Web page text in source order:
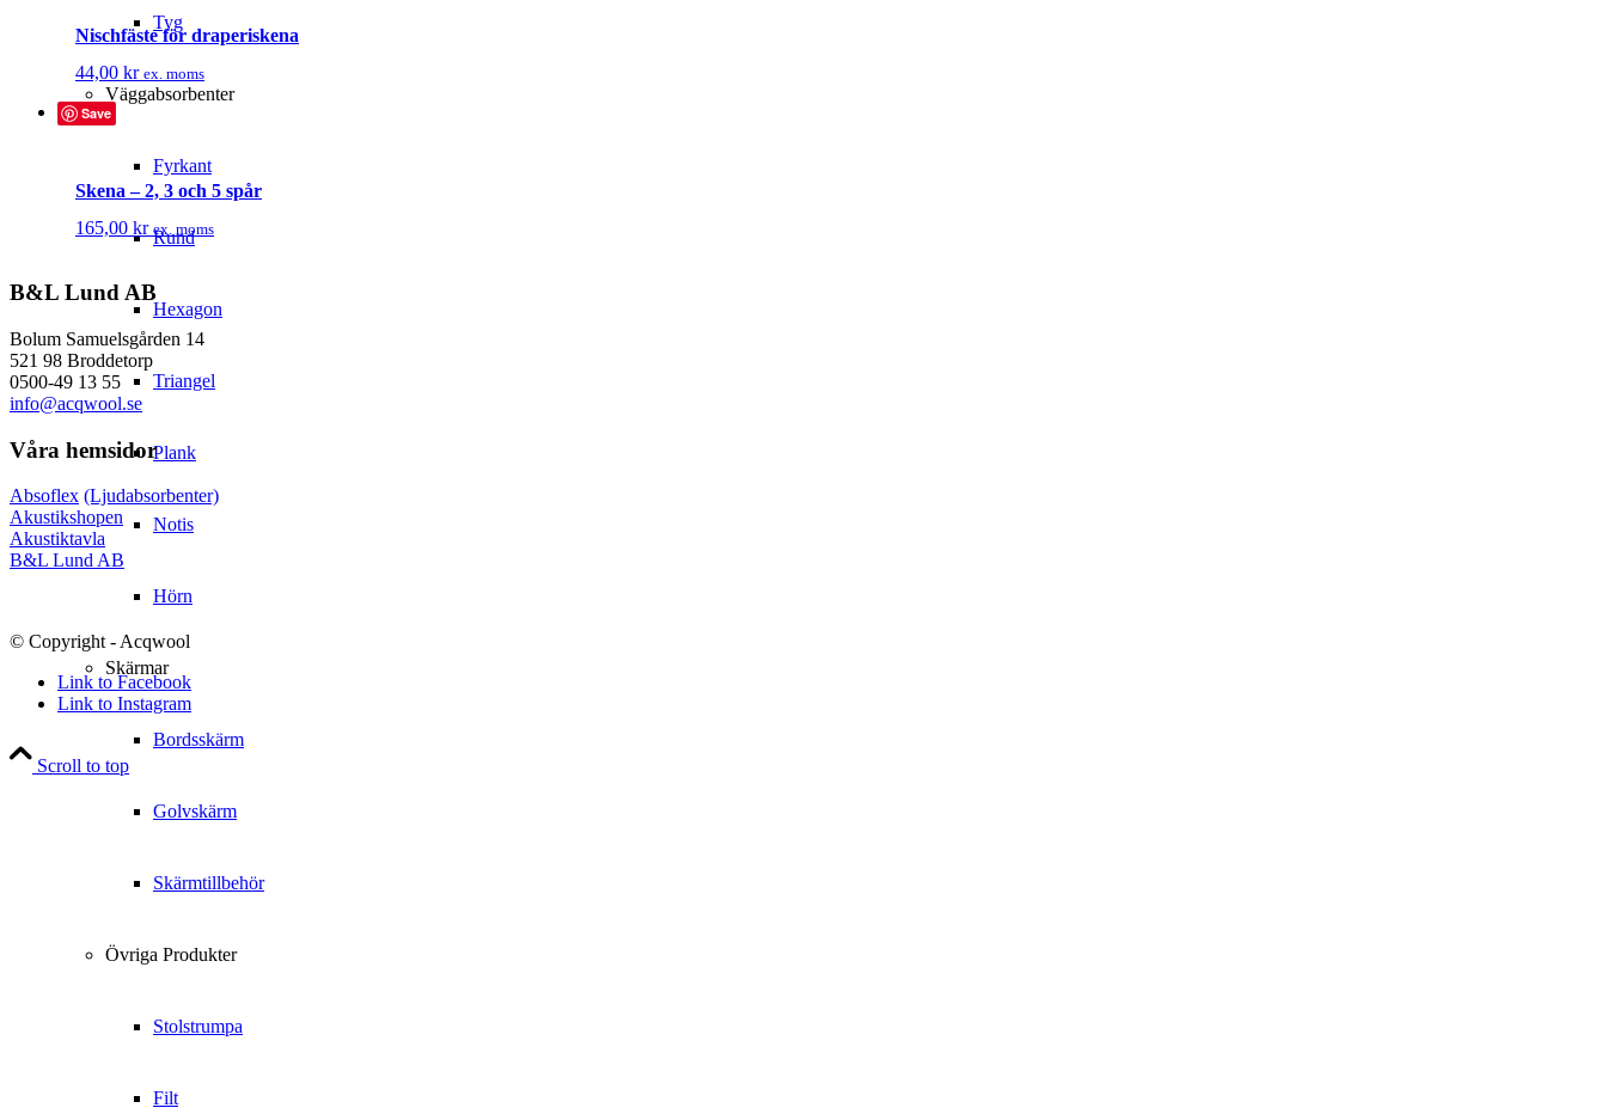
Tyg
Väggabsorbenter
Fyrkant
Rund
Hexagon
Triangel
Plank
Notis
Hörn
Skärmar
Bordsskärm
Golvskärm
Skärmtillbehör
Övriga Produkter
Stolstrumpa
Filt
Nischfäste för draperiskena
44,00 kr ex. moms
Save
Skena – 2, 3 och 5 spår
165,00 kr ex. moms
B&L Lund AB
Bolum Samuelsgården 14
521 98 Broddetorp
0500-49 13 55
info@acqwool.se
Våra hemsidor
Absoflex (Ljudabsorbenter)
Akustikshopen
Akustiktavla
B&L Lund AB
© Copyright - Acqwool
Link to Facebook
Link to Instagram
Scroll to top